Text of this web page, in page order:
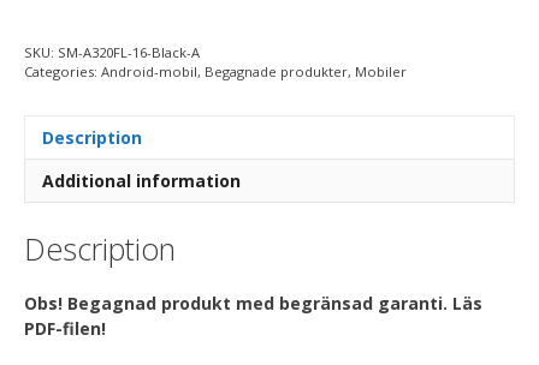
SKU: SM-A320FL-16-Black-A
Categories: Android-mobil, Begagnade produkter, Mobiler
Description
Additional information
Description
Obs! Begagnad produkt med begränsad garanti. Läs
PDF-filen!